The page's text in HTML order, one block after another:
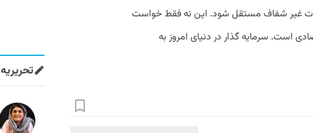
غیر شفاف مستقل شود. این نه فقط خواست
است. سرمایه گذار در دنیای امروز به
تحریریه